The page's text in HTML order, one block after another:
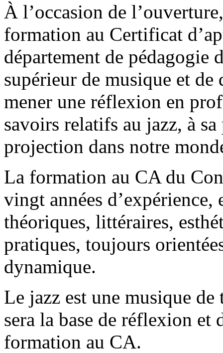
À l’occasion de
formation au Certificat
département de pédagogie
supérieur de musique et
mener une réflexion en
savoirs relatifs au jazz, à
projection dans notre
La formation au CA du
vingt années
théoriques, littéraires,
pratiques, toujours
dynamique.
Le jazz est une musique
sera la base de réflexion et
formation au CA.